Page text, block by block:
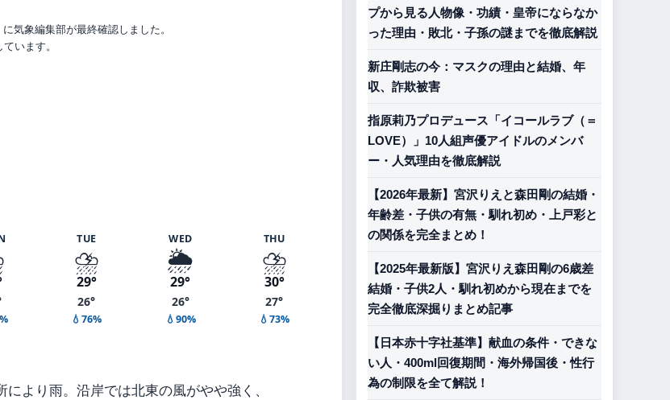
気象編集部が最終確認しました。
います。
TUE
⛈️
29°
26°
💧76%
WED
🌦️
29°
26°
💧90%
THU
⛈️
30°
27°
💧73%
より雨。沿岸では北東の風がやや強く、
プから見る人物像・功績・皇帝にならなか
った理由・敗北・子孫の謎までを徹底解説
新庄剛志の今：マスクの理由と結婚、年
収、詐欺被害
指原莉乃プロデュース「イコールラブ（＝
LOVE）」10人組声優アイドルのメンバ
ー・人気理由を徹底解説
【2026年最新】宮沢りえと森田剛の結婚・
年齢差・子供の有無・馴れ初め・上戸彩と
の関係を完全まとめ！
【2025年最新版】宮沢りえ森田剛の6歳差
結婚・子供2人・馴れ初めから現在までを
完全徹底深掘りまとめ記事
【日本赤十字社基準】献血の条件・できな
い人・400ml回復期間・海外帰国後・性行
為の制限を全て解説！